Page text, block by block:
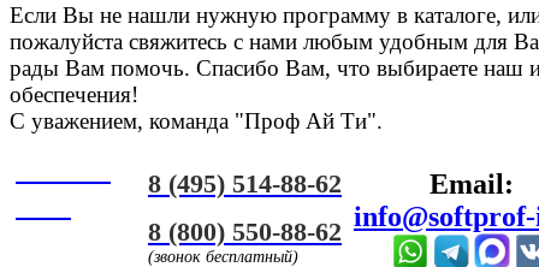
Если Вы не нашли нужную программу в каталоге,
пожалуйста свяжитесь с нами любым удобным для
рады Вам помочь. Спасибо Вам, что выбираете наш
обеспечения!
С уважением, команда "Проф Ай Ти".
8 (495) 514-88-62
8 (800) 550-88-62
(звонок бесплатный)
Email: